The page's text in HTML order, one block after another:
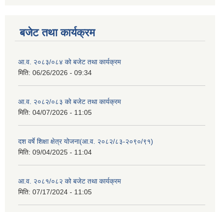
बजेट तथा कार्यक्रम
आ.व. २०८३/०८४ को बजेट तथा कार्यक्रम
मिति: 06/26/2026 - 09:34
आ.व. २०८२/०८३ को बजेट तथा कार्यक्रम
मिति: 04/07/2026 - 11:05
दश वर्षे शिक्षा क्षेत्र योजना(आ.व. २०८२/८३-२०९०/९१)
मिति: 09/04/2025 - 11:04
आ.व. २०८१/०८२ को बजेट तथा कार्यक्रम
मिति: 07/17/2024 - 11:05